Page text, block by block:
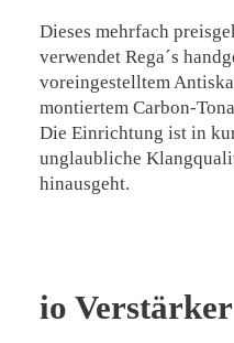
Dieses mehrfach
verwendet Rega´s
voreingestelltem
montiertem Carbon-
Die Einrichtung ist in
unglaubliche
hinausgeht.
io Verstärker